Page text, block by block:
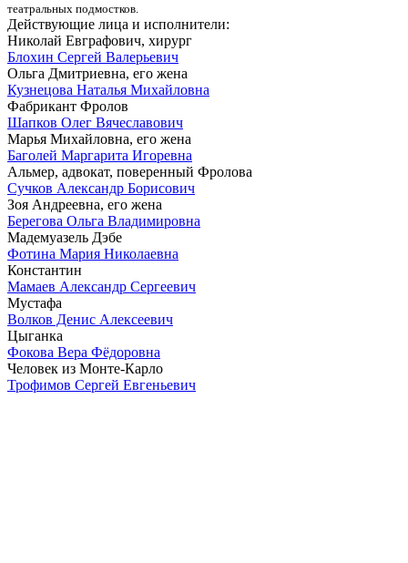
театральных подмостков.
Действующие лица и исполнители:
Николай Евграфович, хирург
Блохин Сергей Валерьевич
Ольга Дмитриевна, его жена
Кузнецова Наталья Михайловна
Фабрикант Фролов
Шапков Олег Вячеславович
Марья Михайловна, его жена
Баголей Маргарита Игоревна
Альмер, адвокат, поверенный Фролова
Сучков Александр Борисович
Зоя Андреевна, его жена
Берегова Ольга Владимировна
Мадемуазель Дэбе
Фотина Мария Николаевна
Константин
Мамаев Александр Сергеевич
Мустафа
Волков Денис Алексеевич
Цыганка
Фокова Вера Фёдоровна
Человек из Монте-Карло
Трофимов Сергей Евгеньевич